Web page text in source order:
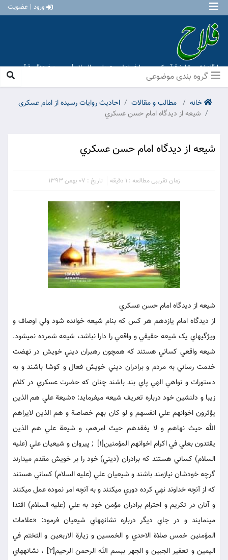
ورود | عضویت
پایگاه نشر و تبلیغ قرآن کریم و معارف اهل بیت علیهم السلام [ موسسه فرهنگی قرآن و
عترت منهاج عشق آباد ]
خانه مطالب و مقالات
احادیث روایات رسیده از امام عسکری
شيعه از ديدگاه امام حسن عسکري
شيعه از ديدگاه امام حسن عسکري
زمان تقریبی مطالعه : 1 دقیقه تاریخ : 07 بهمن 1393
شيعه از ديدگاه امام حسن عسکري
از ديدگاه امام يازدهم هر کس که بنام شيعه خوانده شود ولي اوصاف و
ويژگيهاي يک شيعه حقيقي و واقعي را دارا نباشد، شيعه شمرده نمي‏شود.
شيعه واقعي کساني هستند که همچون رهبران ديني خويش در نهضت‏
خدمت رساني به مردم و برادران ديني خويش فعال و کوشا باشند و به
دستورات و نواهي الهي پاي بند باشند چنان که حضرت عسکري در کلام
زيبا و دلنشين خود درباره تعريف شيعه مي‏فرمايد: «شيعة علي هم الذين
يؤثرون اخوانهم علي انفسهم و لو کان بهم خصاصة و هم الذين لايراهم
الله حيث نهاهم و لا يفقدهم حيث امرهم، و شيعة علي هم الذين
يقتدون بعلي في اکرام اخوانهم المؤمنين[1] ; پيروان و شيعيان علي (عليه
السلام) کساني هستند که برادران (ديني) خود را بر خويش مقدم مي‏دارند
گرچه خودشان نيازمند باشند و شيعيان علي (عليه السلام) کساني هستند
که از آنچه خداوند نهي کرده دوري مي‏کنند و به آنچه امر نموده عمل مي‏کنند
و آنان در تکريم و احترام برادران مؤمن خود به علي (عليه السلام) اقتدا
مي‏نمايند و در جاي ديگر درباره نشانه‏هاي شيعيان فرمود: «علامات
المؤمنين خمس صلاة الاحدي و الخمسين و زيارة الاربعين و التختم في
اليمين و تعفير الجبين و الجهر ببسم الله الرحمن الرحيم[2] ، نشانه‏هاي